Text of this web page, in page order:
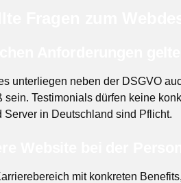
unterliegen neben der DSGVO
sein. Testimonials dürfen keine
Server in Deutschland sind Pflicht.
mit konkreten